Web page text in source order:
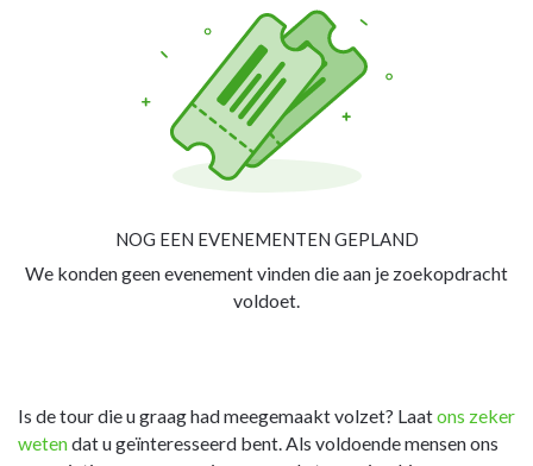
NOG EEN EVENEMENTEN GEPLAND
We konden geen evenement vinden die aan je zoekopdracht
voldoet.
Is de tour die u graag had meegemaakt volzet? Laatons zeker
wetendat u geïnteresseerd bent. Als voldoende mensen ons